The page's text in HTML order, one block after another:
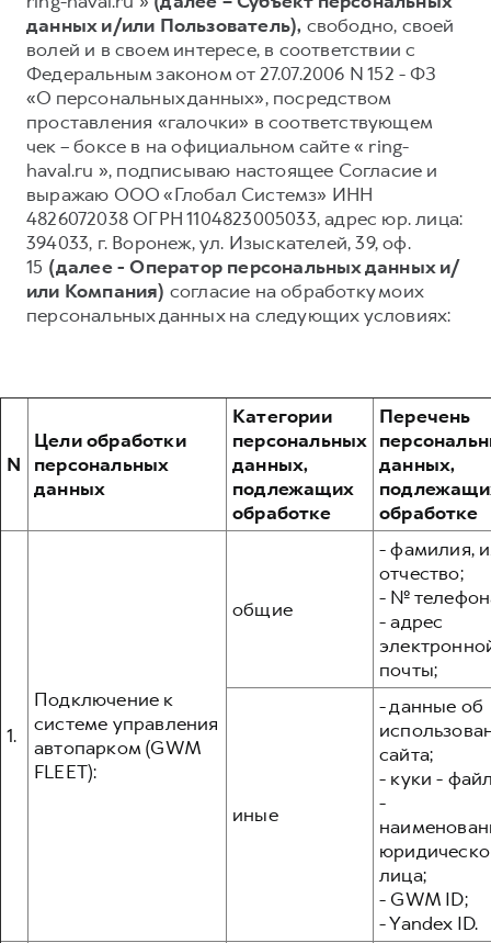
DARGO
от 3 199 000 ₽
DARGO X
от 3 499 000 ₽
F7
от 2 899 000 ₽
F7X
от 3 599 000 ₽
POER
от 3 449 000 ₽
Тест-драйв
Трейд-ин
КРЕДИТ И СТРАХОВАНИЕ
Кредитный калькулятор
Страхование
Кредит
КОРПОРАТИВНЫМ КЛИЕНТАМ
Крупным корпоративным клиентам
Система управления автопарком
Сервис для корпоративных клиентов
HAVAL Лизинг
Коллекция Базовая
Коллекция Детская
СЕРВИСНОЕ ОБСЛУЖИВАНИЕ
Нулевое ТО
Программа «Помощь на дороге»
Регламенты технического обслуживания
Электронный ПТС
ПОДДЕРЖКА
GWM Безопасность
Гарантия HAVAL
Руководства по эксплуатации
Подписки
АКСЕССУАРЫ HAVAL
О дилере
Наша команда
Контакты
данных и/или Пользователь), свободно, своей
волей и в своем интересе, в соответствии с
Федеральным законом от 27.07.2006 N 152 - ФЗ
«О персональных данных», посредством
проставления «галочки» в соответствующем
чек – боксе в на официальном сайте « ring-
haval.ru », подписываю настоящее Согласие и
выражаю ООО «Глобал Системз» ИНН
4826072038 ОГРН 1104823005033, адрес юр. лица:
394033, г. Воронеж, ул. Изыскателей, 39, оф.
15 (далее - Оператор персональных данных и/
или Компания) согласие на обработку моих
персональных данных на следующих условиях:
N
Цели обработки
персональных
данных
Категории
персональных
данных,
подлежащих
обработке
Перечень
данных,
обработке
1.
Подключение к
системе управления
автопарком (GWM
FLEET):
общие
- фамилия,
отчество;
- №
- адрес
почты;
иные
- данные об
сайта;
- куки -
-
лица;
- GWM ID;
- Yandex ID.